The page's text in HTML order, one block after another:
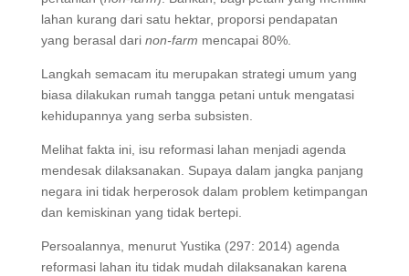
lahan kurang dari satu hektar, proporsi pendapatan
yang berasal dari non-farm mencapai 80%.
Langkah semacam itu merupakan strategi umum yang
biasa dilakukan rumah tangga petani untuk mengatasi
kehidupannya yang serba subsisten.
Melihat fakta ini, isu reformasi lahan menjadi agenda
mendesak dilaksanakan. Supaya dalam jangka panjang
negara ini tidak herperosok dalam problem ketimpangan
dan kemiskinan yang tidak bertepi.
Persoalannya, menurut Yustika (297: 2014) agenda
reformasi lahan itu tidak mudah dilaksanakan karena